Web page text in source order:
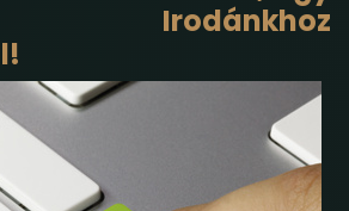
Irodánkhoz